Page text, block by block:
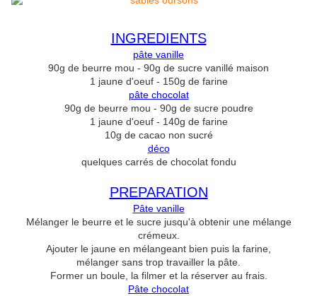
INGREDIENTS
pâte vanille
90g de beurre mou - 90g de sucre vanillé maison
1 jaune d'oeuf - 150g de farine
pâte chocolat
90g de beurre mou - 90g de sucre poudre
1 jaune d'oeuf - 140g de farine
10g de cacao non sucré
déco
quelques carrés de chocolat fondu
PREPARATION
Pâte vanille
Mélanger le beurre et le sucre jusqu'à obtenir une mélange
crémeux.
Ajouter le jaune en mélangeant bien puis la farine,
mélanger sans trop travailler la pâte.
Former un boule, la filmer et la réserver au frais.
Pâte chocolat